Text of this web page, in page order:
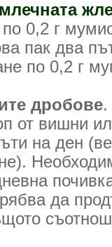
0,2 г
пак два
по 0,2 г
дробове
от вишни
на ден
да